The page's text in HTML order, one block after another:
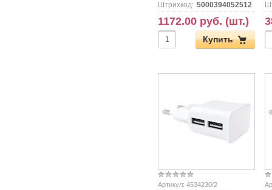
Штрихкод: 5000394052512
1172.00 руб. (шт.)
Купить
Артикул: 4534230/2